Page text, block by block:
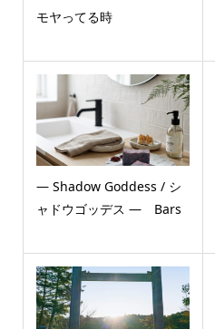
モヤってる時
― Shadow Goddess / シ
ャドウゴッデス ― Bars